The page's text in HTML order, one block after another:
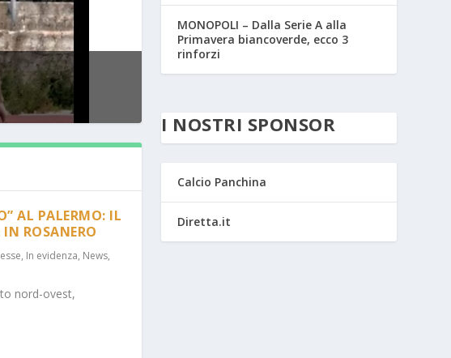
AL PALERMO: IL
ROSANERO
, In evidenza, News,
nord-ovest,
MONOPOLI – Dalla Serie A alla
Primavera biancoverde, ecco 3
rinforzi
I NOSTRI SPONSOR
Calcio Panchina
Diretta.it